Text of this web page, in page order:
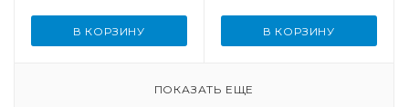
В КОРЗИНУ В КОРЗИНУ
ПОКАЗАТЬ ЕЩЕ